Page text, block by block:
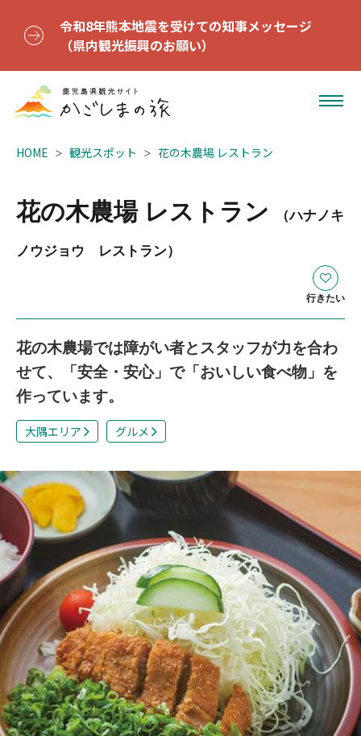
令和8年熊本地震を受けての知事メッセージ
（県内観光振興のお願い）
HOME 観光スポット 花の木農場 レストラン
花の木農場 レストラン （ハナノキ
ノウジョウ レストラン）
行きたい
花の木農場では障がい者とスタッフが力を合わ
せて、「安全・安心」で「おいしい食べ物」を
作っています。
大隅エリア グルメ